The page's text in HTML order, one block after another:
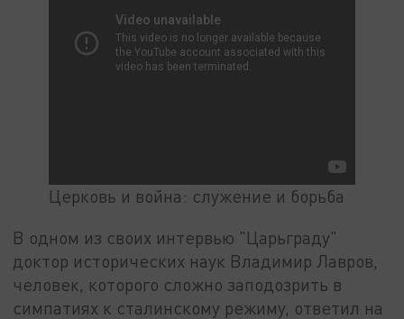
Церковь и война: служение и борьба
В одном из своих интервью "Царьграду"
доктор исторических наук Владимир Лавров,
человек, которого сложно заподозрить в
симпатиях к сталинскому режиму, ответил на